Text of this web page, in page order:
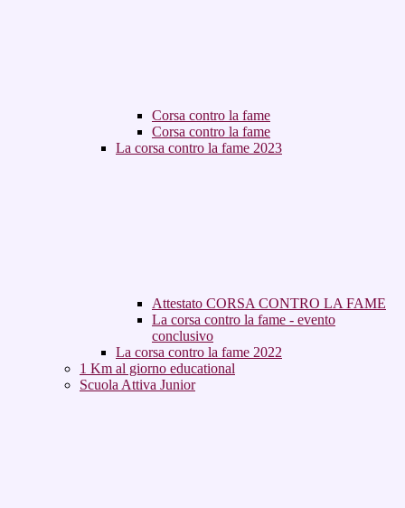
Corsa contro la fame
Corsa contro la fame
La corsa contro la fame 2023
Attestato CORSA CONTRO LA FAME
La corsa contro la fame - evento
conclusivo
La corsa contro la fame 2022
1 Km al giorno educational
Scuola Attiva Junior